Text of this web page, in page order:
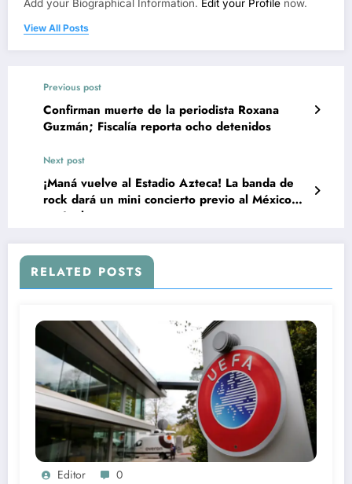
Add your Biographical Information. Edit your Profile now.
View All Posts
Previous post
Confirman muerte de la periodista Roxana
Guzmán; Fiscalía reporta ocho detenidos
Next post
¡Maná vuelve al Estadio Azteca! La banda de
rock dará un mini concierto previo al México
vs. Inglaterra
RELATED POSTS
Editor 0